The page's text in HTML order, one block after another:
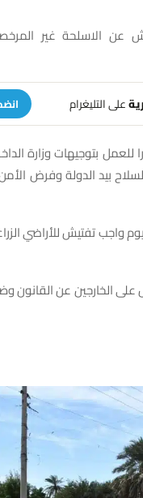
عن الاسلحة غير
على التليغرام
للعمل بتوجيهات وزارة
بيد الدولة وفرض
واجب تفتيش للأراضي
الخارجين عن القانون